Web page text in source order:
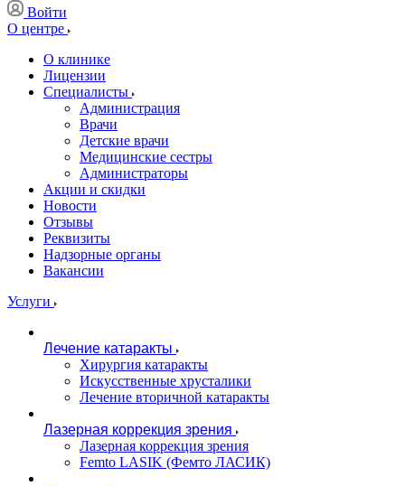
Войти
О центре
О клинике
Лицензии
Специалисты
Администрация
Врачи
Детские врачи
Медицинские сестры
Администраторы
Акции и скидки
Новости
Отзывы
Реквизиты
Надзорные органы
Вакансии
Услуги
Лечение катаракты
Хирургия катаракты
Искусственные хрусталики
Лечение вторичной катаракты
Лазерная коррекция зрения
Лазерная коррекция зрения
Femto LASIK (Фемто ЛАСИК)